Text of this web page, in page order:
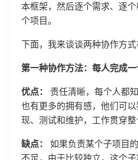
本框架，然后逐个需求、逐
个项目。
下面，我来谈谈两种协作方式
第一种协作方法：每人完成一
优点：
责任清晰，每个人都
也有更多的拥有感，他们可
现、测试和维护，工作贯穿整
缺点：
如果负责某个子项目
不足，由于比较独立，这个